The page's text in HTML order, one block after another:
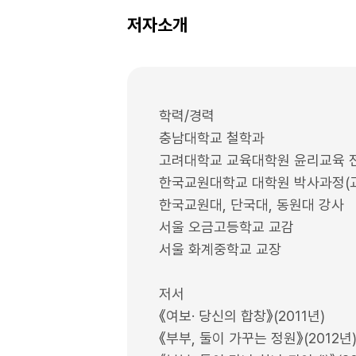
저자소개
학력/경력
충남대학교 철학과
고려대학교 교육대학원 윤리교육
한국교원대학교 대학원 박사과정(
한국교원대, 단국대, 동원대 강사
서울 오금고등학교 교감
서울 화계중학교 교장
저서
《여보· 당신의 합창》(2011년)
《부부, 둘이 가꾸는 정원》(2012년)